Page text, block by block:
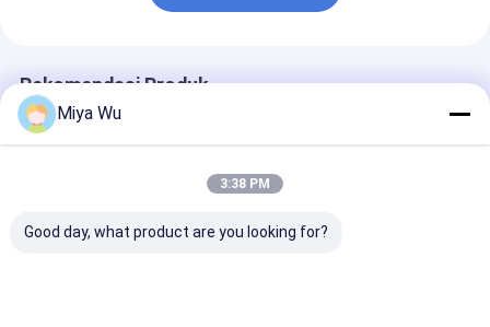
Rekomendasi Produk
Miya Wu
3:38 PM
Good day, what product are you looking for?